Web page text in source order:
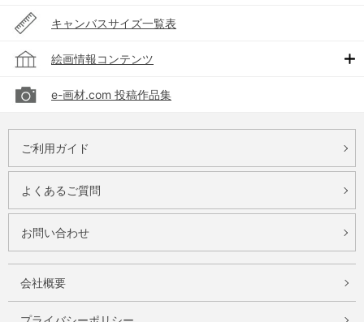
キャンバスサイズ一覧表
絵画情報コンテンツ
e-画材.com 投稿作品集
ご利用ガイド
よくあるご質問
お問い合わせ
会社概要